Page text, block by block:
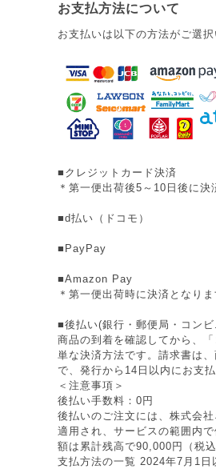
お支払方法について
お支払いは以下の方法がご選択
■クレジットカード決済
＊第一便出荷後5～10日後に決
■d払い（ドコモ）
■PayPay
■Amazon Pay
＊第一便出荷時に決済となりま
■後払い(銀行・郵便局・コンビ
商品の到着を確認してから、
単な決済方法です。請求書は
で、発行から14日以内にお支
＜注意事項＞
後払い手数料：0円
後払いのご注文には、株式会
適用され、サービスの範囲内
額は累計残高で90,000円（税
支払方法の一覧 2024年7月1日